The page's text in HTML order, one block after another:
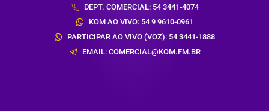
DEPT. COMERCIAL: 54 3441-4074
KOM AO VIVO: 54 9 9610-0961
PARTICIPAR AO VIVO (VOZ): 54 3441-1888
EMAIL: COMERCIAL@KOM.FM.BR